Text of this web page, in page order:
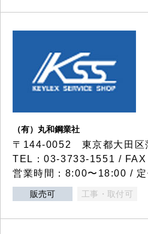
（有）丸和鋼業社
〒144-0052 東京都大田区
TEL：03-3733-1551 /
営業時間：8:00〜18:00 /
販売可 工事・取付可